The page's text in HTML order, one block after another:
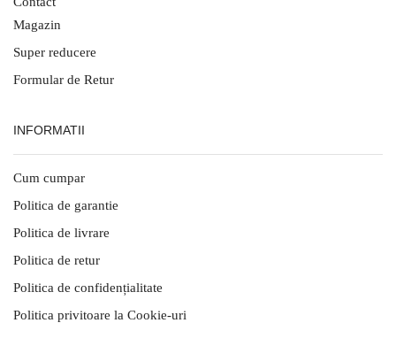
Magazin
Super reducere
Formular de Retur
INFORMATII
Cum cumpar
Politica de garantie
Politica de livrare
Politica de retur
Politica de confidențialitate
Politica privitoare la Cookie-uri